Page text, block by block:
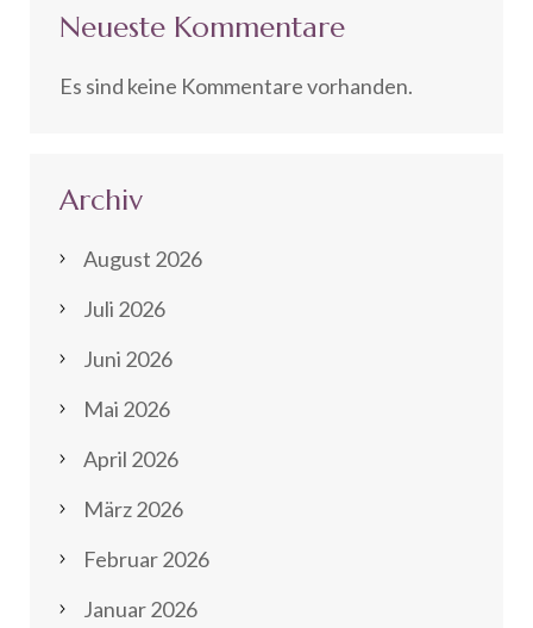
Neueste Kommentare
Es sind keine Kommentare vorhanden.
Archiv
August 2026
Juli 2026
Juni 2026
Mai 2026
April 2026
März 2026
Februar 2026
Januar 2026